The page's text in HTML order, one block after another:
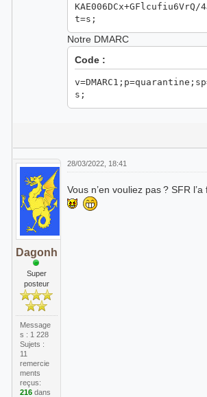
KAE006DCx+GFlcufiu6VrQ/
t=s;
Notre DMARC
Code :
s;
Dagonh
Super
posteur
Message
s : 1 228
Sujets :
11
remercie
ments
reçus:
216dans
28/03/2022, 18:41
Vous n’en vouliez pas ? SFR